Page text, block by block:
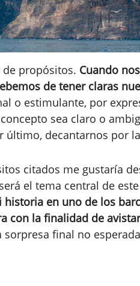
de propósitos. Cuando
de tener claras
o estimulante, por
sea claro o
último, decantarnos por
citados me gustaría
el tema central de
historia en uno de los
con la finalidad de
final no